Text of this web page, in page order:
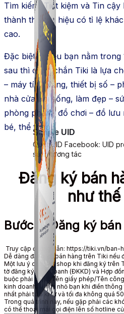
Simple UID
Quét UID Facebook: UID
sách tương tác
Tìm kiếm, Tiết kiệm và Tin
thành thương hiệu có tỉ lệ
cao.
Đặc biệt là nếu bạn nằm trong
sau thì chắc chắn Tiki là lựa
– máy tính bảng, thiết bị số –
nhà cửa đời sống, làm đẹp –
phòng phẩm, đồ chơi – đồ
bé, thể thao.
Đăng ký bán
như thế
Bước 1. Đăng ký
Truy cập đường dẫn: https://tiki.vn/
Dễ dàng đăng ký bán hàng trên Tiki nếu
Một lưu ý cho các shop khi đăng ký trên
tờ đăng ký kinh doanh (ĐKKD) và Hợp
buộc phải có (1) Tên giấy phép/Tên
kinh doanh. Mách nhỏ bạn khi điền
nhất phải từ 5 kí tự và tối đa không quá
Trong quá trình này, nếu gặp phải các
có thể thoải mái gọi điện lên số hotline